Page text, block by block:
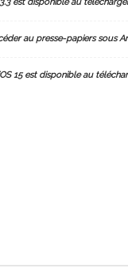
au presse-papiers sous
15 est disponible au